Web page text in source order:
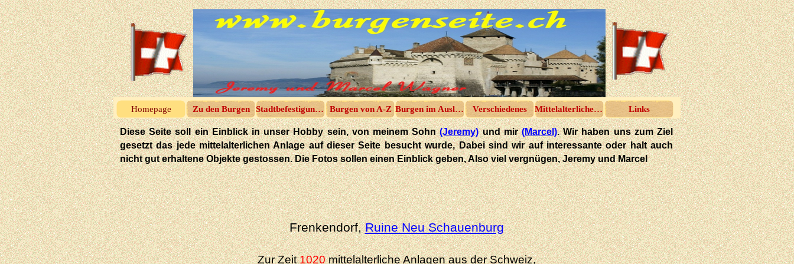
Homepage Zu den Burgen Stadtbefestigungen Burgen von A-Z Burgen im Ausland Verschiedenes Mittelalterliches Spektakel Links
Diese Seite soll ein Einblick in unser Hobby sein, von meinem Sohn(Jeremy)und mir(Marcel). Wir haben uns zum Ziel
gesetzt das jede mittelalterlichen Anlage auf dieser Seite besucht wurde, Dabei sind wir auf interessante oder halt auch
nicht gut erhaltene Objekte gestossen. Die Fotos sollen einen Einblick geben, Also viel vergnügen, Jeremy und Marcel
Frenkendorf,Ruine Neu Schauenburg
Zur Zeit1020mittelalterliche Anlagen aus der Schweiz,